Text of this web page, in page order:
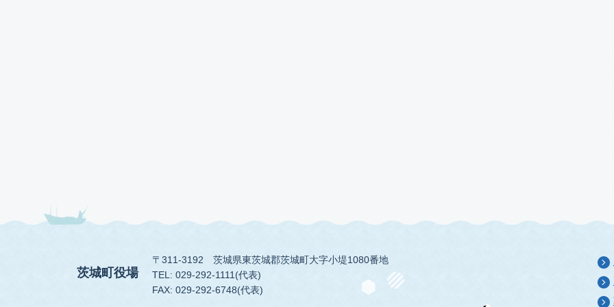
茨城町役場
〒311-3192
茨城県東茨城郡茨城町大字小堤1080番地
TEL: 029-292-1111(代表)
FAX: 029-292-6748(代表)